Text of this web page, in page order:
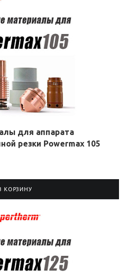
для аппарата
резки Powermax 105
КОРЗИНУ